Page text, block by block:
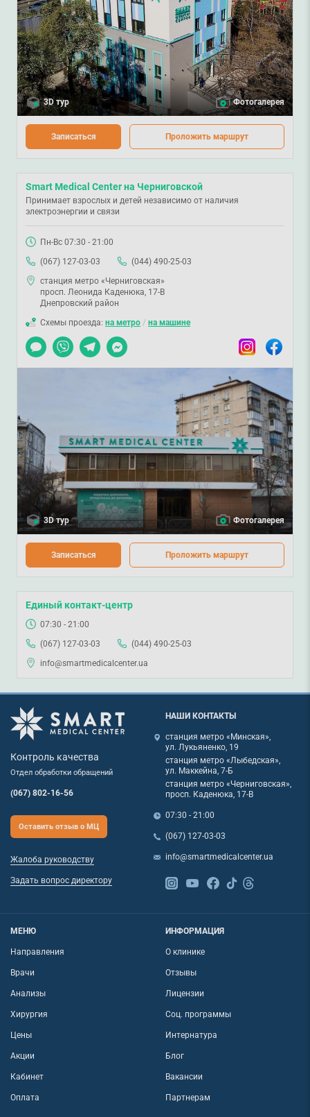
3D тур Фотогалерея
Записаться Проложить маршрут
Smart Medical Center на Черниговской
Принимает взрослых и детей независимо от наличия
электроэнергии и связи
Пн-Вс 07:30 - 21:00
(067) 127-03-03
(044) 490-25-03
станция метро «Черниговская»
просп. Леонида Каденюка, 17-В
Днепровский район
Схемы проезда: на метро / на машине
Чат
Viber TelegramMessenger InstagramFacebook
3D тур Фотогалерея
Записаться Проложить маршрут
Единый контакт-центр
07:30 - 21:00
(067) 127-03-03
(044) 490-25-03
info@smartmedicalcenter.ua
Контроль качества
Отдел обработки обращений
(067) 802-16-56
Оставить отзыв о МЦ
Жалоба руководству
Задать вопрос директору
НАШИ КОНТАКТЫ
станция метро «Минская»,
ул. Лукьяненко, 19
станция метро «Лыбедская»,
ул. Маккейна, 7-Б
станция метро «Черниговская»,
просп. Каденюка, 17-В
07:30 - 21:00
(067) 127-03-03
info@smartmedicalcenter.ua
МЕНЮ
Направления
Врачи
Анализы
Хирургия
Цены
Акции
Кабинет
Оплата
ИНФОРМАЦИЯ
О клинике
Отзывы
Лицензии
Соц. программы
Интернатура
Блог
Вакансии
Партнерам